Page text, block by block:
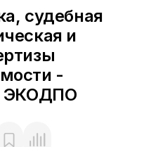
судебная
и
-
ЭКОДПО
именно вашим
вопросов,